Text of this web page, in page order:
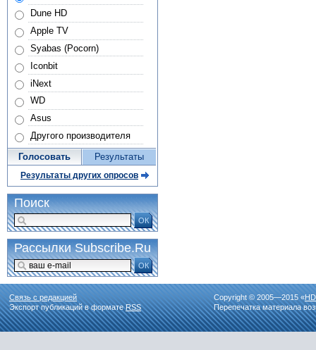
Dune HD
Apple TV
Syabas (Pocorn)
Iconbit
iNext
WD
Asus
Другого производителя
Голосовать Результаты
Результаты других опросов
Поиск
ОК
Рассылки Subscribe.Ru
ОК
Связь с редакцией
Экспорт публикаций в форматеRSS
Copyright © 2005—2015 «
Перепечатка материала